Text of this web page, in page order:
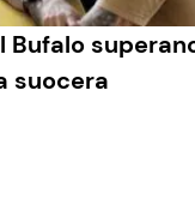
News benessere
Salute
Bufalo
suocera